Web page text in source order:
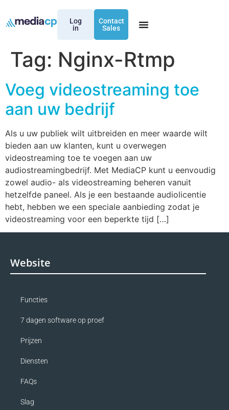
Log
in
Contact
Sales
Tag: Nginx-Rtmp
Voeg videostreaming toe
aan uw bedrijf
Als u uw publiek wilt uitbreiden en meer waarde wilt
bieden aan uw klanten, kunt u overwegen
videostreaming toe te voegen aan uw
audiostreamingbedrijf. Met MediaCP kunt u eenvoudig
zowel audio- als videostreaming beheren vanuit
hetzelfde paneel. Als je een bestaande audiolicentie
hebt, hebben we een speciale aanbieding zodat je
videostreaming voor een beperkte tijd […]
Website
Functies
7 dagen software op proef
Prijzen
Diensten
FAQs
Slag